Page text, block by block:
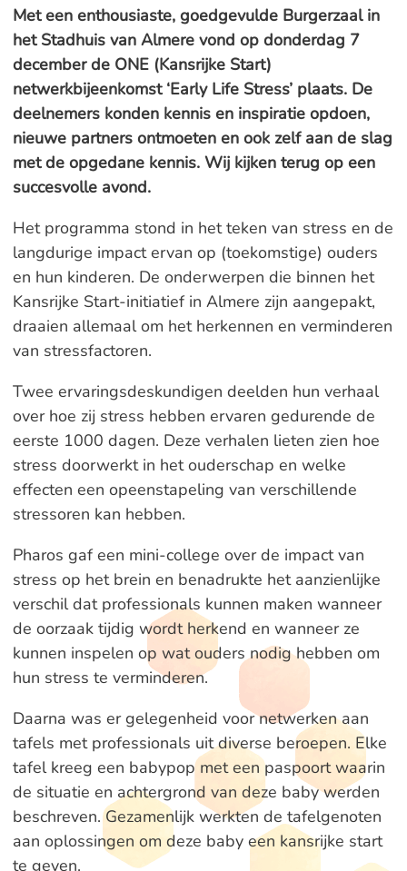
Met een enthousiaste, goedgevulde Burgerzaal in
het Stadhuis van Almere vond op donderdag 7
december de ONE (Kansrijke Start)
netwerkbijeenkomst ‘Early Life Stress’ plaats. De
deelnemers konden kennis en inspiratie opdoen,
nieuwe partners ontmoeten en ook zelf aan de slag
met de opgedane kennis. Wij kijken terug op een
succesvolle avond.
Het programma stond in het teken van stress en de
langdurige impact ervan op (toekomstige) ouders
en hun kinderen. De onderwerpen die binnen het
Kansrijke Start-initiatief in Almere zijn aangepakt,
draaien allemaal om het herkennen en verminderen
van stressfactoren.
Twee ervaringsdeskundigen deelden hun verhaal
over hoe zij stress hebben ervaren gedurende de
eerste 1000 dagen. Deze verhalen lieten zien hoe
stress doorwerkt in het ouderschap en welke
effecten een opeenstapeling van verschillende
stressoren kan hebben.
Pharos gaf een mini-college over de impact van
stress op het brein en benadrukte het aanzienlijke
verschil dat professionals kunnen maken wanneer
de oorzaak tijdig wordt herkend en wanneer ze
kunnen inspelen op wat ouders nodig hebben om
hun stress te verminderen.
Daarna was er gelegenheid voor netwerken aan
tafels met professionals uit diverse beroepen. Elke
tafel kreeg een babypop met een paspoort waarin
de situatie en achtergrond van deze baby werden
beschreven. Gezamenlijk werkten de tafelgenoten
aan oplossingen om deze baby een kansrijke start
te geven.